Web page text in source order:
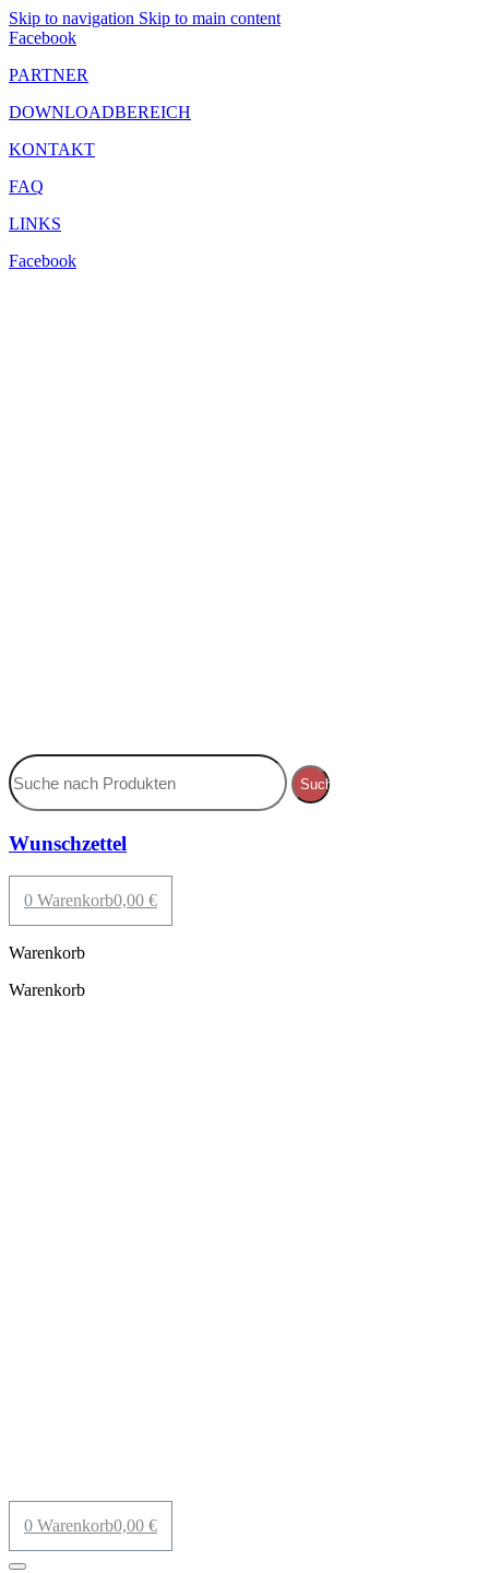
Skip to navigation Skip to main content
Facebook
PARTNER
DOWNLOADBEREICH
KONTAKT
FAQ
LINKS
Facebook
Suche
Wunschzettel
0,00 €
0 Warenkorb
Warenkorb
Warenkorb
0,00 €
0 Warenkorb